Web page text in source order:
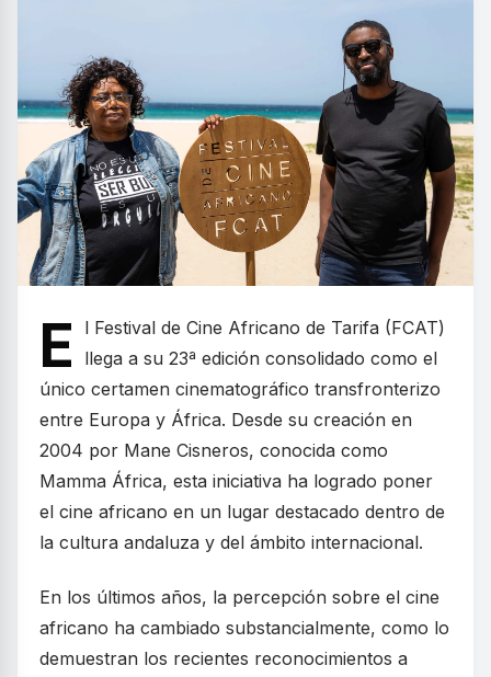
E
l Festival de Cine Africano de Tarifa (FCAT)
llega a su 23ª edición consolidado como el
único certamen cinematográfico transfronterizo
entre Europa y África. Desde su creación en
2004 por Mane Cisneros, conocida como
Mamma África, esta iniciativa ha logrado poner
el cine africano en un lugar destacado dentro de
la cultura andaluza y del ámbito internacional.
En los últimos años, la percepción sobre el cine
africano ha cambiado substancialmente, como lo
demuestran los recientes reconocimientos a